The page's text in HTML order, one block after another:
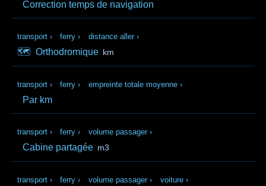
Correction temps de navigation
transport › ferry › distance aller ›
🗺️ Orthodromique km
transport › ferry › empreinte totale moyenne ›
Par km
transport › ferry › volume passager ›
Cabine partagée m3
transport › ferry › volume passager › voiture ›